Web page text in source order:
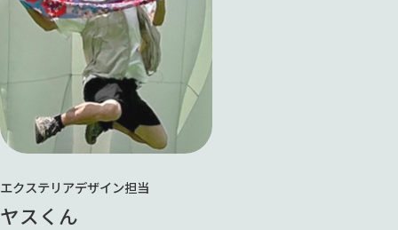
エクステリアデザイン担当
ヤスくん